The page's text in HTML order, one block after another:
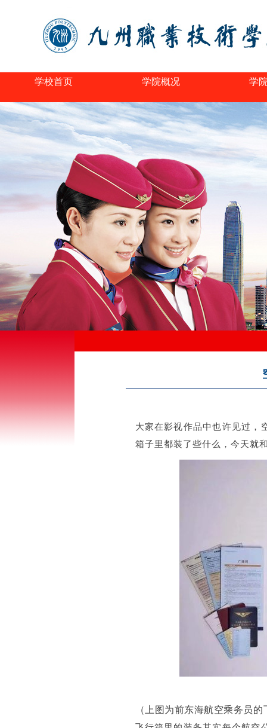
学校首页 学院概况 学
大家在影视作品中也许见过，
箱子里都装了些什么，今天就
（上图为前东海航空乘务员